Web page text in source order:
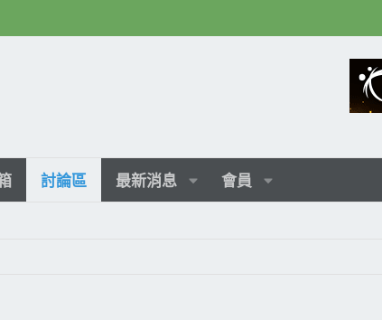
討論區 最新消息 會員